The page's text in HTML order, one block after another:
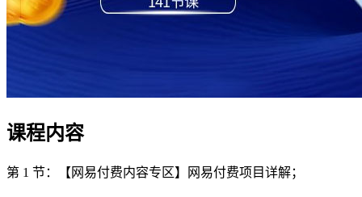
课程内容
第 1 节：【网易付费内容专区】网易付费项目详解；